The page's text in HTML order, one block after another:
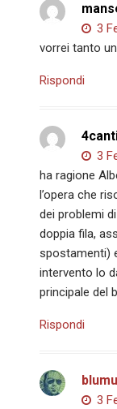
3
vorrei tanto
Rispondi
3
ha ragione
l’opera che
dei problemi
doppia fila,
spostamenti)
intervento lo
principale del
Rispondi
3